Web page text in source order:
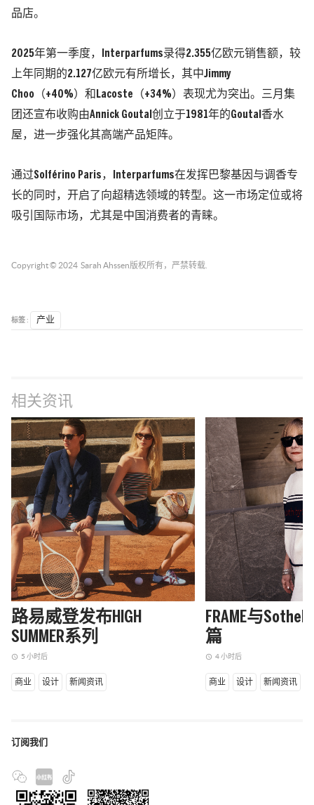
品店。
2025年第一季度，Interparfums录得2.355亿欧元销售额，较
上年同期的2.127亿欧元有所增长，其中Jimmy
Choo（+40%）和Lacoste（+34%）表现尤为突出。三月集
团还宣布收购由Annick Goutal创立于1981年的Goutal香水
屋，进一步强化其高端产品矩阵。
通过Solférino Paris，Interparfums在发挥巴黎基因与调香专
长的同时，开启了向超精选领域的转型。这一市场定位或将
吸引国际市场，尤其是中国消费者的青睐。
Copyright © 2024 Sarah Ahssen 版权所有，严禁转载.
标签 : 产业
相关资讯
路易威登发布HIGH
SUMMER系列
access_time 5 小时后
商业 设计 新闻资讯
FRAME与
篇
access_time 4 小时后
商业 设计 新闻资讯
订阅我们